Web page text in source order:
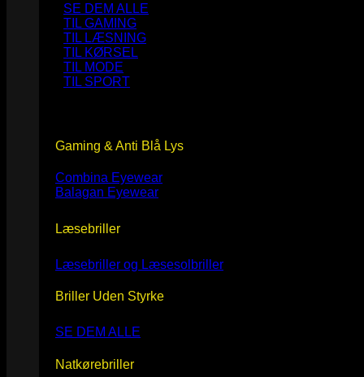
SE DEM ALLE
TIL GAMING
TIL LÆSNING
TIL KØRSEL
TIL MODE
TIL SPORT
Gaming & Anti Blå Lys
Combina Eyewear
Balagan Eyewear
Læsebriller
Læsebriller og Læsesolbriller
Briller Uden Styrke
SE DEM ALLE
Natkørebriller